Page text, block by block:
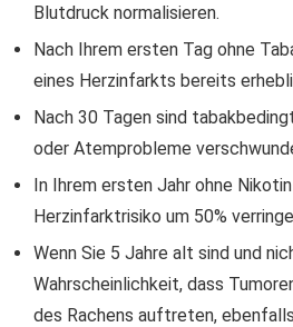
Blutdruck normalisieren.
Nach Ihrem ersten Tag ohne
eines Herzinfarkts bereits
Nach 30 Tagen sind
oder Atemprobleme
In Ihrem ersten Jahr ohne
Herzinfarktrisiko um 50%
Wenn Sie 5 Jahre alt sind und
Wahrscheinlichkeit, dass
des Rachens auftreten,